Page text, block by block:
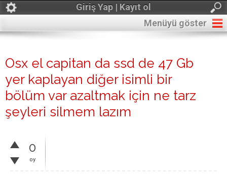
Giriş Yap | Kayıt ol
Menüyü göster
Osx el capitan da ssd de 47 Gb
yer kaplayan diğer isimli bir
bölüm var azaltmak için ne tarz
şeyleri silmem lazım
0
oy